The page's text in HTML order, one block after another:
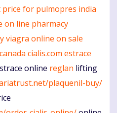
price for pulmopres india
on line pharmacy
viagra online on sale
cialis.com estrace
online reglan lifting
plaquenil-buy/